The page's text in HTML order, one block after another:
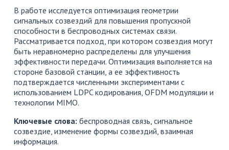
В работе исследуется оптимизация геометрии
сигнальных созвездий для повышения пропускной
способности в беспроводных системах связи.
Рассматривается подход, при котором созвездия могут
быть неравномерно распределены для улучшения
эффективности передачи. Оптимизация выполняется на
стороне базовой станции, а ее эффективность
подтверждается численными экспериментами с
использованием LDPC кодирования, OFDM модуляции и
технологии MIMO.
Ключевые слова: беспроводная связь, сигнальное
созвездие, изменение формы созвездий, взаимная
информация.